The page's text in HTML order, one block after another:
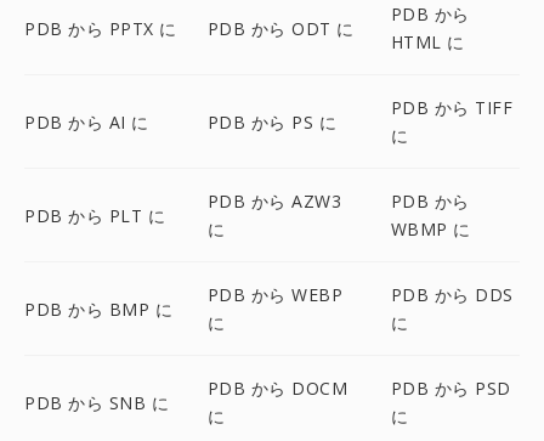
PDB から PPTX に PDB から ODT に
PDB から
HTML に
PDB から AI に PDB から PS に
PDB から TIFF
に
PDB から PLT に
PDB から AZW3
に
PDB から
WBMP に
PDB から BMP に
PDB から WEBP
に
PDB から DDS
に
PDB から SNB に
PDB から DOCM
に
PDB から PSD
に